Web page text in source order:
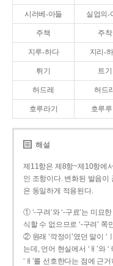
시러베-아들 실업의-
주책 주착
지루-하다 지리-
튀기 트기
허드레 허드
호루라기 호루루
해설
제11항은 제8항~제10항에
인 조항이다. 변화된 발음이
은 동일하게 적용된다.
① ‘-구려’와 ‘-구료’는 미묘
식할 수 없으므로 ‘-구려’ 쪽
② 원래 ‘깍정이’였던 말이 ‘
는데, 언어 현실에서 ‘ㅐ’와
‘ㅐ’를 선호한다는 점에 근